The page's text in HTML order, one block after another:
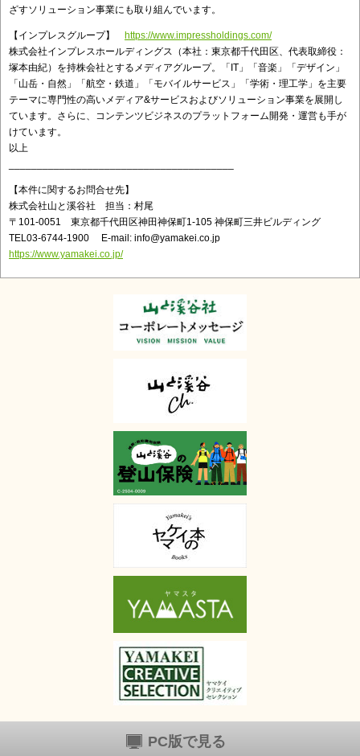
ざすソリューション事業にも取り組んでいます。
【インプレスグループ】 https://www.impressholdings.com/
株式会社インプレスホールディングス（本社：東京都千代田区、代表取締役：
塚本由紀）を持株会社とするメディアグループ。「IT」「音楽」「デザイン」
「山岳・自然」「航空・鉄道」「モバイルサービス」「学術・理工学」を主要
テーマに専門性の高いメディア&サービスおよびソリューション事業を展開し
ています。さらに、コンテンツビジネスのプラットフォーム開発・運営も手が
けています。
以上
【本件に関するお問合せ先】
株式会社山と溪谷社 担当：村尾
〒101-0051 東京都千代田区神田神保町1-105 神保町三井ビルディング
TEL03-6744-1900 E-mail: info@yamakei.co.jp
https://www.yamakei.co.jp/
PC版で見る